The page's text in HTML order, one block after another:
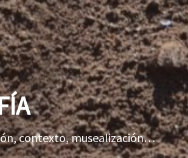
contexto, musealización…